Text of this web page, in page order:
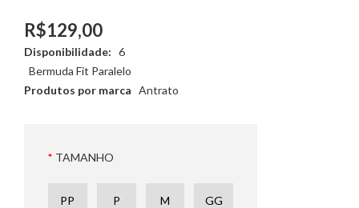
R$129,00
Disponibilidade: 6
Bermuda Fit Paralelo
Produtos por marca Antrato
TAMANHO
PP P M GG